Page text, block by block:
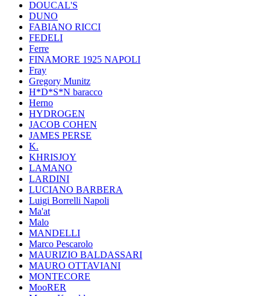
DOUCAL'S
DUNO
FABIANO RICCI
FEDELI
Ferre
FINAMORE 1925 NAPOLI
Fray
Gregory Munitz
H*D*S*N baracco
Herno
HYDROGEN
JACOB COHEN
JAMES PERSE
K.
KHRISJOY
LAMANO
LARDINI
LUCIANO BARBERA
Luigi Borrelli Napoli
Ma'at
Malo
MANDELLI
Marco Pescarolo
MAURIZIO BALDASSARI
MAURO OTTAVIANI
MONTECORE
MooRER